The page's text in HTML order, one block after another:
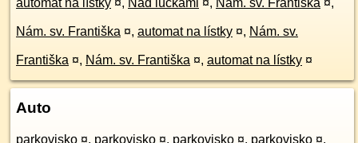
automat na lístky ¤, Nad lúčkami ¤, Nám. sv. Františka ¤,
Nám. sv. Františka ¤, automat na lístky ¤, Nám. sv.
Františka ¤, Nám. sv. Františka ¤, automat na lístky ¤
Auto
parkovisko ¤, parkovisko ¤, parkovisko ¤, parkovisko ¤,